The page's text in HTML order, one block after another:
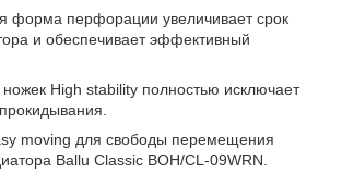
форма перфорации увеличивает срок
и обеспечивает эффективный
ножек High stability полностью исключает
moving для свободы перемещения
Ballu Classic BOH/CL-09WRN.